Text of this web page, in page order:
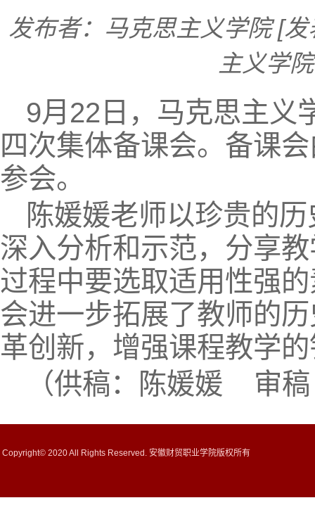
发布者：马克思主义学院 [
主义学
9月22日，马克思主义
四次集体备课会。备课
参会。
陈媛媛老师以珍贵的
深入分析和示范，分享
过程中要选取适用性强
会进一步拓展了教师的
革创新，增强课程教学
（供稿：陈媛媛 审
Copyright© 2020 All Rights Reserved. 安徽财贸职业学院版权所有